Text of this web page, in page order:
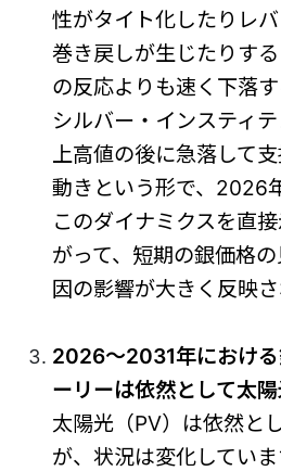
性がタイト化したりレ
巻き戻しが生じたりす
の反応よりも速く下落す
シルバー・インスティ
上高値の後に急落して
動きという形で、2026
このダイナミクスを直
がって、短期の銀価格
因の影響が大きく反映さ
2026〜2031年におけ
ーリーは依然として太
太陽光（PV）は依然と
が、状況は変化してい